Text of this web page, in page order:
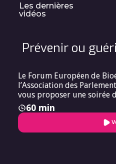
Les dernières
vidéos
Prévenir ou
Le Forum Européen de
l’Association des
vous proposer une soirée
60 min